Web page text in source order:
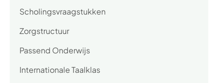
Scholingsvraagstukken
Zorgstructuur
Passend Onderwijs
Internationale Taalklas